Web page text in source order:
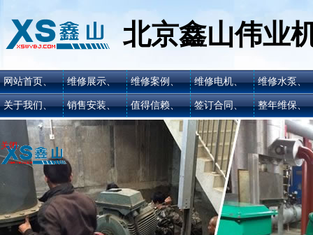
北京鑫山伟业
网站首页、
关于我们、
维修展示、
销售安装、
维修案例、
值得信赖、
维修电机、
签订合同、
维修水泵、
整年维保、
关闭